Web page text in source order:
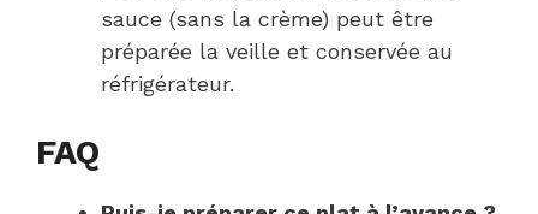
sauce (sans la crème) peut être
préparée la veille et conservée au
réfrigérateur.
FAQ